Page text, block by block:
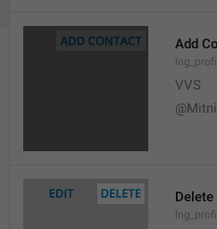
Add
VVS
Delete